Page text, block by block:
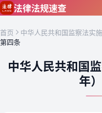
跳到主要内容
法律法规速查
首页 中华人民共和国监察法实
第四条
中华人民共和国
年）